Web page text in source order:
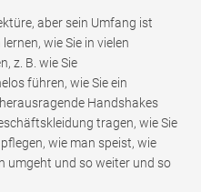
aber sein Umfang ist
wie Sie in vielen
z. B. wie Sie
führen, wie Sie ein
Handshakes
tragen, wie Sie
wie man speist, wie
umgeht und so weiter und so